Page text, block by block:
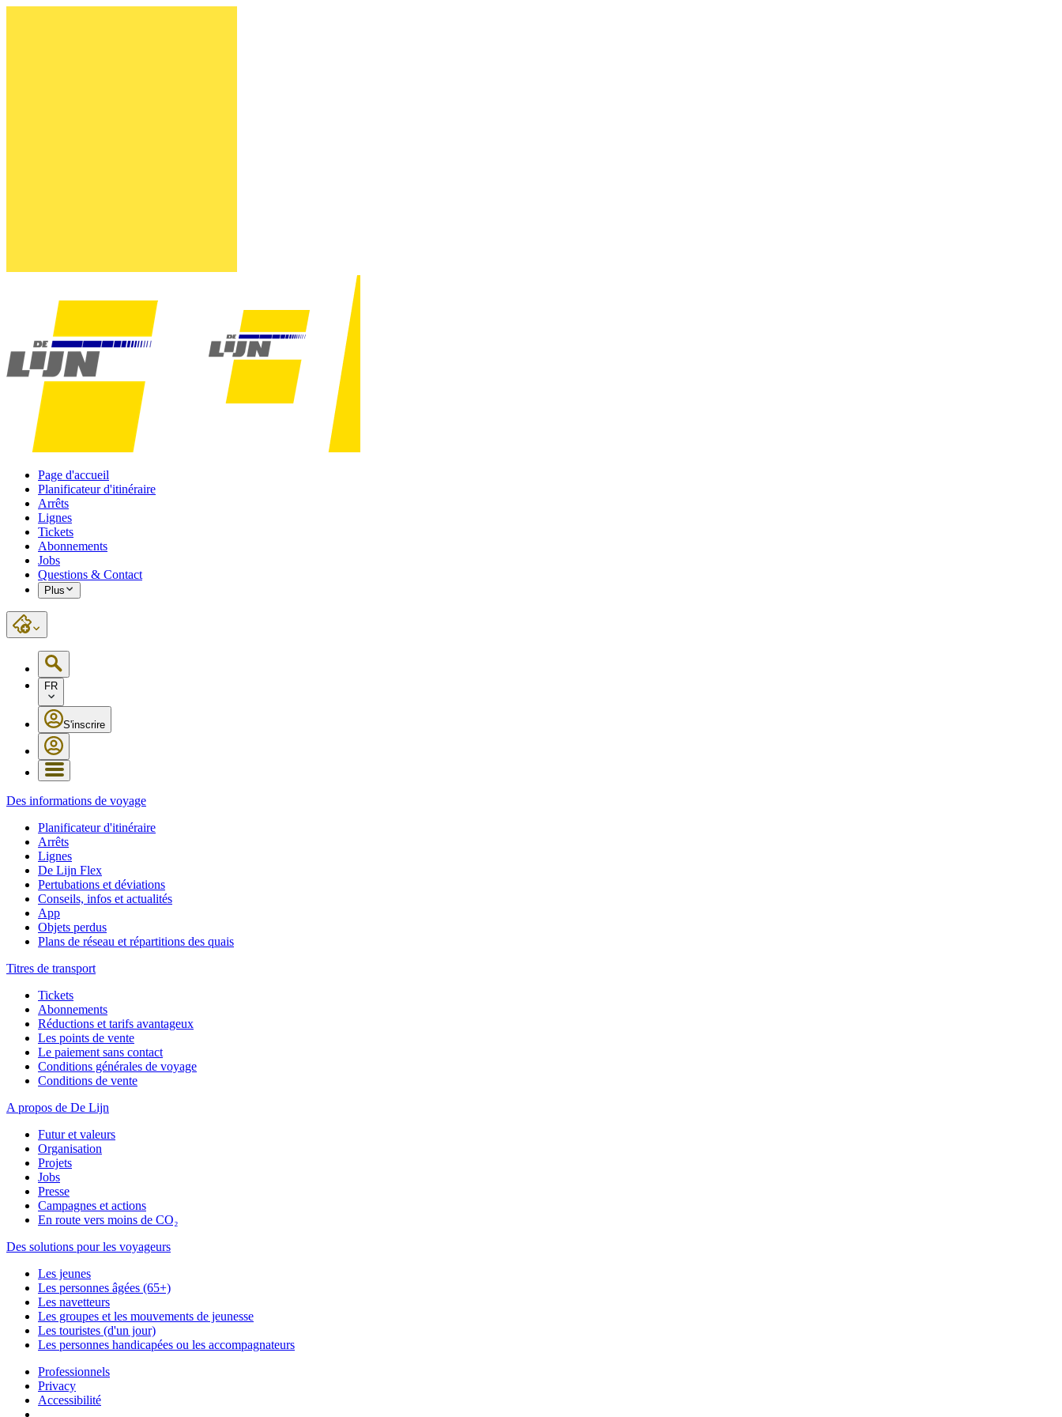
Page d'accueil
Planificateur d'itinéraire
Arrêts
Lignes
Tickets
Abonnements
Jobs
Questions & Contact
Plus
FR
S'inscrire
Des informations de voyage
Planificateur d'itinéraire
Arrêts
Lignes
De Lijn Flex
Pertubations et déviations
Conseils, infos et actualités
App
Objets perdus
Plans de réseau et répartitions des quais
Titres de transport
Tickets
Abonnements
Réductions et tarifs avantageux
Les points de vente
Le paiement sans contact
Conditions générales de voyage
Conditions de vente
A propos de De Lijn
Futur et valeurs
Organisation
Projets
Jobs
Presse
Campagnes et actions
En route vers moins de CO₂
Des solutions pour les voyageurs
Les jeunes
Les personnes âgées (65+)
Les navetteurs
Les groupes et les mouvements de jeunesse
Les touristes (d'un jour)
Les personnes handicapées ou les accompagnateurs
Professionnels
Privacy
Accessibilité